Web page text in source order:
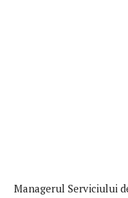
Managerul Serviciului